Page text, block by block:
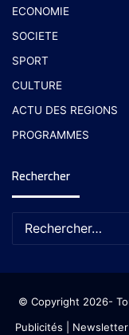
ECONOMIE
SOCIETE
SPORT
CULTURE
ACTU DES REGIONS
PROGRAMMES
Rechercher
© Copyright 2026-
Publicités
Newsletter|